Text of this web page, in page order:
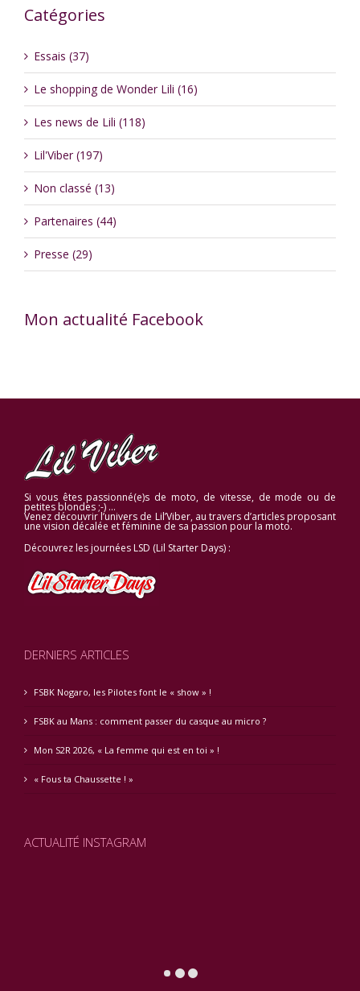
Catégories
Essais (37)
Le shopping de Wonder Lili (16)
Les news de Lili (118)
Lil'Viber (197)
Non classé (13)
Partenaires (44)
Presse (29)
Mon actualité Facebook
Si vous êtes passionné(e)s de moto, de vitesse, de mode ou de
petites blondes ;-) …
Venez découvrir l’univers de Lil’Viber, au travers d’articles proposant
une vision décalée et féminine de sa passion pour la moto.
Découvrez les journées LSD (Lil Starter Days) :
DERNIERS ARTICLES
FSBK Nogaro, les Pilotes font le « show » !
FSBK au Mans : comment passer du casque au micro ?
Mon S2R 2026, « La femme qui est en toi » !
« Fous ta Chaussette ! »
ACTUALITÉ INSTAGRAM